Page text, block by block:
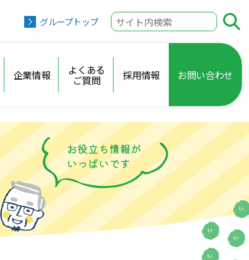
グループトップ
企業情報 よくある
ご質問 採用情報 お問い合わせ